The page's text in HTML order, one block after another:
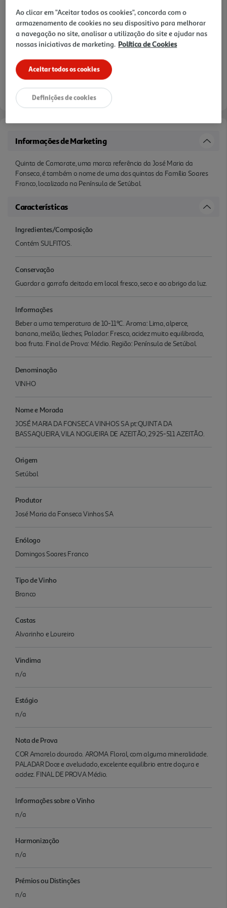
Informações de Marketing
Quinta de Camarate, uma marca referência da José Maria da
Fonseca, é também o nome de uma das quintas da Família Soares
Franco, localizada na Península de Setúbal.
Características
Ingredientes/Composição
Contém SULFITOS.
Conservação
Guardar a garrafa deitada em local fresco, seco e ao abrigo da luz.
Informações
Beber a uma temperatura de 10-11ºC. Aroma: Lima, alperce,
banana, melão, líeches; Paladar: Fresco, acidez muito equilibrada,
boa fruta. Final de Prova: Médio. Região: Península de Setúbal.
Denominação
VINHO
Nome e Morada
JOSÉ MARIA DA FONSECA VINHOS SA pt:QUINTA DA
BASSAQUEIRA, VILA NOGUEIRA DE AZEITÃO, 2925-511 AZEITÃO.
Origem
Setúbal
Produtor
José Maria da Fonseca Vinhos SA
Enólogo
Domingos Soares Franco
Tipo de Vinho
Branco
Castas
Alvarinho e Loureiro
Vindima
n/a
Estágio
n/a
Nota de Prova
COR Amarelo dourado. AROMA Floral, com alguma mineralidade.
PALADAR Doce e aveludado, excelente equilíbrio entre doçura e
acidez. FINAL DE PROVA Médio.
Informações sobre o Vinho
n/a
Harmonização
n/a
Prémios ou Distinções
n/a
Ao clicar em "Aceitar todos os cookies", concorda com o
armazenamento de cookies no seu dispositivo para melhorar
a navegação no site, analisar a utilização do site e ajudar nas
nossas iniciativas de marketing. Política de Cookies
Aceitar todos os cookies
Definições de cookies